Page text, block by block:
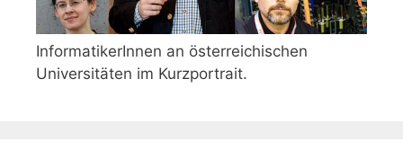
InformatikerInnen an österreichischen
Universitäten im Kurzportrait.